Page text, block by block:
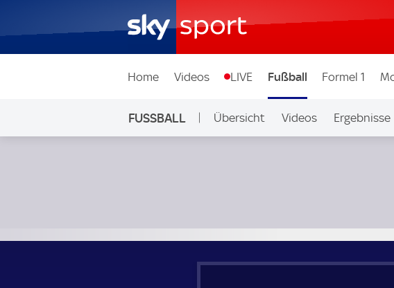
Home Videos LIVE Fußball Formel 1
FUSSBALL Übersicht Videos Ergebnisse